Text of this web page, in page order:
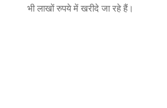
भी लाखों रुपये में खरीदे जा रहे हैं।